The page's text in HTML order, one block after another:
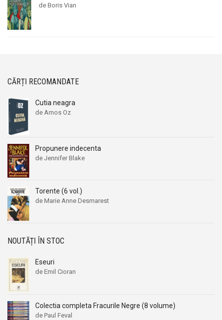
de Boris Vian
CĂRȚI RECOMANDATE
Cutia neagra
de Amos Oz
Propunere indecenta
de Jennifer Blake
Torente (6 vol.)
de Marie Anne Desmarest
NOUTĂȚI ÎN STOC
Eseuri
de Emil Cioran
Colectia completa Fracurile Negre (8 volume)
de Paul Feval